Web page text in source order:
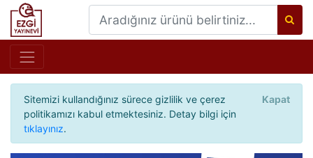
Sitemizi kullandığınız sürece gizlilik ve çerez
politikamızı kabul etmektesiniz. Detay bilgi için
tıklayınız.
Kapat